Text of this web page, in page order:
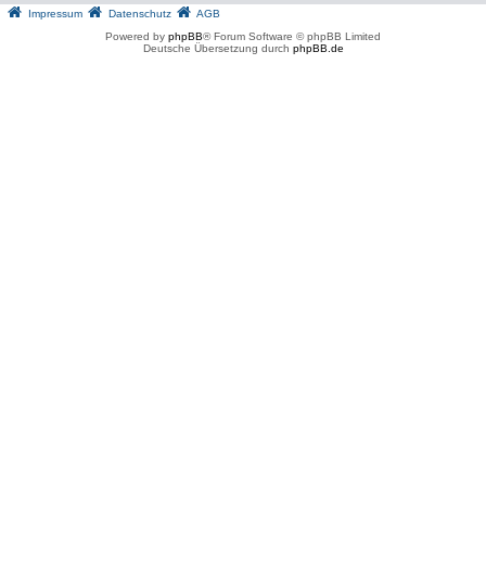
Impressum Datenschutz
AGB
Powered by phpBB® Forum Software © phpBB Limited
Deutsche Übersetzung durch phpBB.de